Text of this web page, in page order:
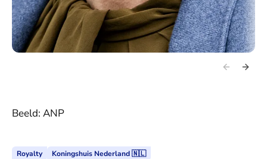
Beeld: ANP
Royalty Koningshuis Nederland 🇳🇱